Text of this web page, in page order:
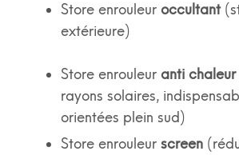
Store enrouleur occultant
extérieure)
Store enrouleuranti chaleur
rayons solaires,
orientées plein sud)
Store enrouleur screen